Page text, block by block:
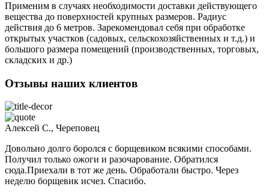
Применим в случаях необходимости доставки действующего
вещества до поверхностей крупных размеров. Радиус
действия до 6 метров. Зарекомендовал себя при обработке
открытых участков (садовых, сельскохозяйственных и т.д.) и
большого размера помещений (производственных, торговых,
складских и др.)
Отзывы наших клиентов
Алексей С., Череповец
Довольно долго боролся с борщевиком всякими способами.
Получил только ожоги и разочарование. Обратился
сюда.Приехали в тот же день. Обработали быстро. Через
неделю борщевик исчез. Спасибо.